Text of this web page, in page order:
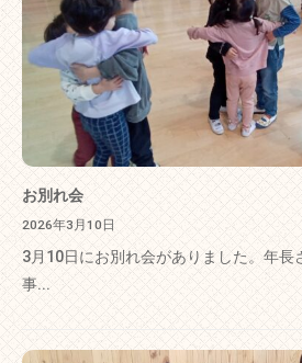
お別れ会
2026年3月10日
3月10日にお別れ会がありました。年長
事...